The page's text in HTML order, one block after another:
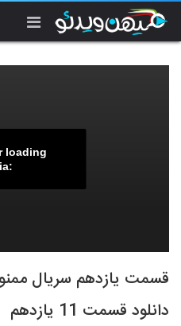
loading
قسمت یازدهم سریال
دانلود قسمت 11 یازدهم